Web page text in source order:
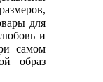
для
и
самом
образ